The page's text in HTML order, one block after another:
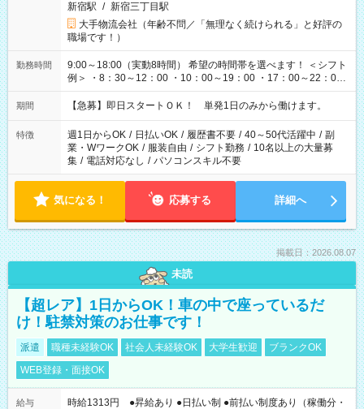
新宿駅 / 新宿三丁目駅
大手物流会社（年齢不問／「無理なく続けられる」と好評の
職場です！）
勤務時間
9:00～18:00（実動8時間） 希望の時間帯を選べます！ ＜シフト
例＞ ・8：30～12：00 ・10：00～19：00 ・17：00～22：00
・13：00～22：00 ・22：00～翌6：00 など
期間 【急募】即日スタートＯＫ！ 単発1日のみから働けます。
特徴 週1日からOK / 日払いOK / 履歴書不要 / 40～50代活躍中 / 副
業・WワークOK / 服装自由 / シフト勤務 / 10名以上の大量募
集 / 電話対応なし / パソコンスキル不要
気になる！ 応募する 詳細へ
掲載日：2026.08.07
未読
【超レア】1日からOK！車の中で座っているだ
け！駐禁対策のお仕事です！
派遣 職種未経験OK 社会人未経験OK 大学生歓迎
ブランクOK
WEB登録・面接OK
給与
時給1313円 ●昇給あり ●日払い制 ●前払い制度あり（稼働分・